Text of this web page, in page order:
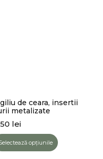
de ceara, insertii
metalizate
lei
opțiunile